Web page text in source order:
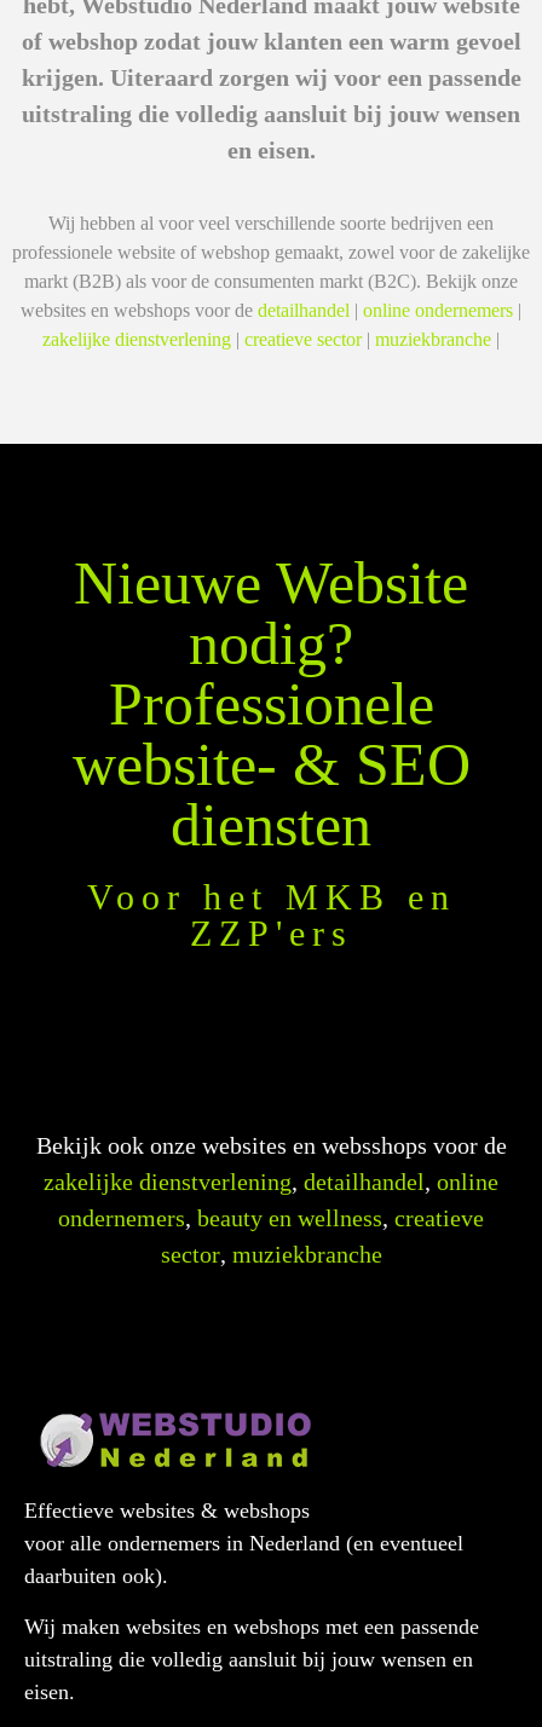
of webshop zodat jouw klanten een warm gevoel
krijgen. Uiteraard zorgen wij voor een passende
uitstraling die volledig aansluit bij jouw wensen
en eisen.
Wij hebben al voor veel verschillende soorte bedrijven een
professionele website of webshop gemaakt, zowel voor de zakelijke
markt (B2B) als voor de consumenten markt (B2C). Bekijk onze
websites en webshops voor de detailhandel | online ondernemers |
zakelijke dienstverlening | creatieve sector| muziekbranche |
Nieuwe Website
nodig?
Professionele
website- & SEO
diensten
Voor het MKB en
ZZP'ers
Bekijk ook onze websites en websshops voor de
zakelijke dienstverlening, detailhandel, online
ondernemers, beauty en wellness, creatieve
sector, muziekbranche
Effectieve websites & webshops
voor alle ondernemers in Nederland (en eventueel
daarbuiten ook).
Wij maken websites en webshops met een passende
uitstraling die volledig aansluit bij jouw wensen en
eisen.